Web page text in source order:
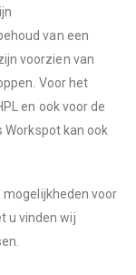
van een
voorzien van
Voor het
en ook voor de
kan ook
mogelijkheden voor
u vinden wij